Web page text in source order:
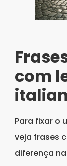
com
Para fixar o
veja frases
diferença